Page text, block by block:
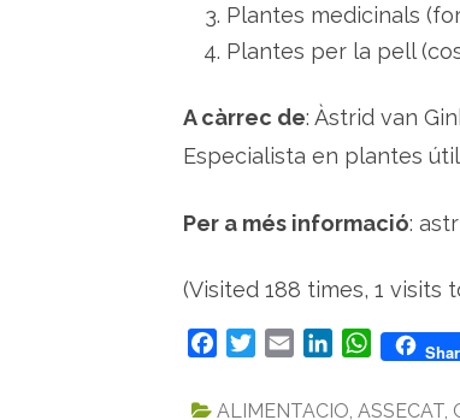
Plantes medicinals
Plantes per la pell
A càrrec de: Àstrid van
Especialista en plantes
Per a més informació:
(Visited 188 times, 1 visits
c
a
n
W
a
ALIMENTACIO, ASSECAT,